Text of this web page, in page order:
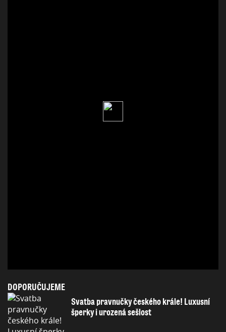
DOPORUČUJEME
Svatba pravnučky českého krále! Luxusní
šperky i urozená sešlost